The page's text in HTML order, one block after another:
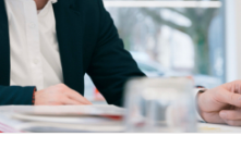
Sascha Binder vor Ort in
Infrastruktur, Ganztagsbetreuung